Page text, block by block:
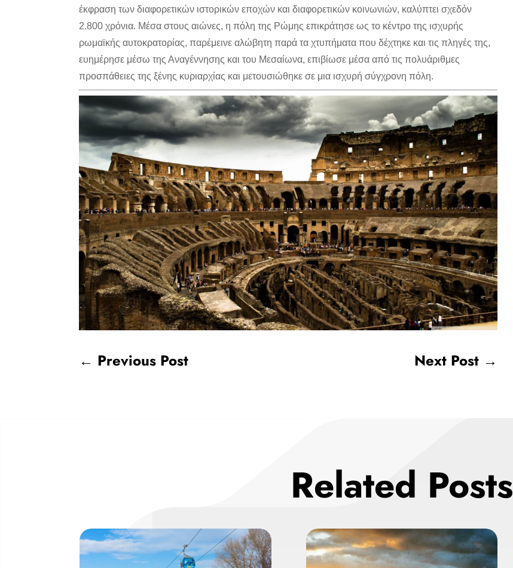
έκφραση των διαφορετικών ιστορικών εποχών και διαφορετικών κοινωνιών, καλύπτει σχεδόν
2.800 χρόνια. Μέσα στους αιώνες, η πόλη της Ρώμης επικράτησε ως το κέντρο της ισχυρής
ρωμαϊκής αυτοκρατορίας, παρέμεινε αλώβητη παρά τα χτυπήματα που δέχτηκε και τις πληγές της,
ευημέρησε μέσω της Αναγέννησης και του Μεσαίωνα, επιβίωσε μέσα από τις πολυάριθμες
προσπάθειες της ξένης κυριαρχίας και μετουσιώθηκε σε μια ισχυρή σύγχρονη πόλη.
← Previous Post Next Post →
Related Posts